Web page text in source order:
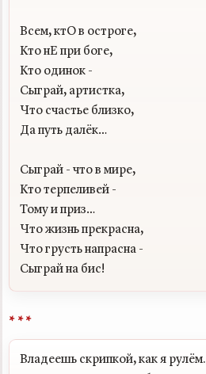
Всем, ктО в остроге,
Кто нЕ при боге,
Кто одинок -
Сыграй, артистка,
Что счастье близко,
Да путь далёк…
Сыграй - что в мире,
Кто терпеливей -
Тому и приз…
Что жизнь прекрасна,
Что грусть напрасна -
* * *
Владеешь скрипкой, как я рулём.